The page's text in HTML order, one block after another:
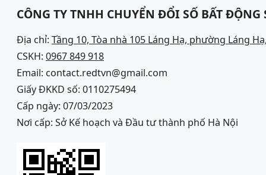
CÔNG TY TNHH CHUYỂN ĐỔI SỐ BẤT ĐỘNG
Địa chỉ: Tầng 10, Tòa nhà 105 Láng Hạ, phường Láng
CSKH: 0967 849 918
Email: contact.redtvn@gmail.com
Giấy ĐKKD số: 0110275494
Cấp ngày: 07/03/2023
Nơi cấp: Sở Kế hoạch và Đầu tư thành phố Hà Nội